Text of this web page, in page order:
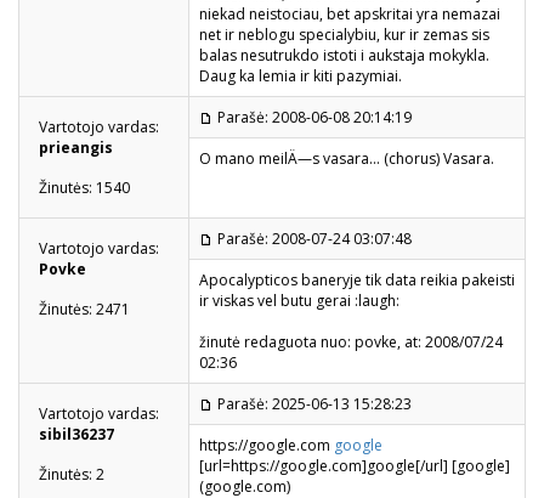
niekad neistociau, bet apskritai yra nemazai
net ir neblogu specialybiu, kur ir zemas sis
balas nesutrukdo istoti i aukstaja mokykla.
Daug ka lemia ir kiti pazymiai.
Vartotojo vardas:
prieangis
Žinutės: 1540
Parašė: 2008-06-08 20:14:19
O mano meilÄ—s vasara... (chorus) Vasara.
Vartotojo vardas:
Povke
Žinutės: 2471
Parašė: 2008-07-24 03:07:48
Apocalypticos baneryje tik data reikia pakeisti
ir viskas vel butu gerai :laugh:
žinutė redaguota nuo: povke, at: 2008/07/24
02:36
Vartotojo vardas:
sibil36237
Žinutės: 2
Parašė: 2025-06-13 15:28:23
https://google.com google
[url=https://google.com]google[/url] [google]
(google.com)